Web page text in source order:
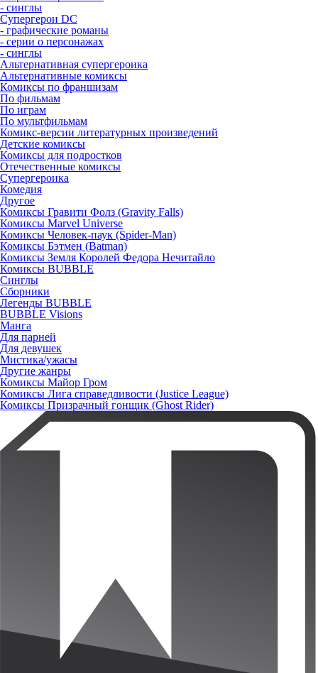
- синглы
Супергерои DC
- графические романы
- серии о персонажах
- синглы
Альтернативная супергероика
Альтернативные комиксы
Комиксы по франшизам
По фильмам
По играм
По мультфильмам
Комикс-версии литературных произведений
Детские комиксы
Комиксы для подростков
Отечественные комиксы
Супергероика
Комедия
Другое
Комиксы Гравити Фолз (Gravity Falls)
Комиксы Marvel Universe
Комиксы Человек-паук (Spider-Man)
Комиксы Бэтмен (Batman)
Комиксы Земля Королей Федора Нечитайло
Комиксы BUBBLE
Синглы
Сборники
Легенды BUBBLE
BUBBLE Visions
Манга
Для парней
Для девушек
Мистика/ужасы
Другие жанры
Комиксы Майор Гром
Комиксы Лига справедливости (Justice League)
Комиксы Призрачный гонщик (Ghost Rider)